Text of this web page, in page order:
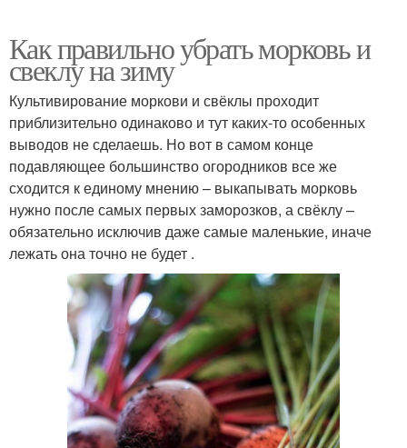
Как правильно убрать морковь и
свеклу на зиму
Культивирование моркови и свёклы проходит
приблизительно одинаково и тут каких-то особенных
выводов не сделаешь. Но вот в самом конце
подавляющее большинство огородников все же
сходится к единому мнению – выкапывать морковь
нужно после самых первых заморозков, а свёклу –
обязательно исключив даже самые маленькие, иначе
лежать она точно не будет .